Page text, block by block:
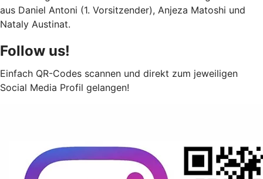
aus Daniel Antoni (1. Vorsitzender), Anjeza Matoshi und
Nataly Austinat.
Follow us!
Einfach QR-Codes scannen und direkt zum jeweiligen
Social Media Profil gelangen!